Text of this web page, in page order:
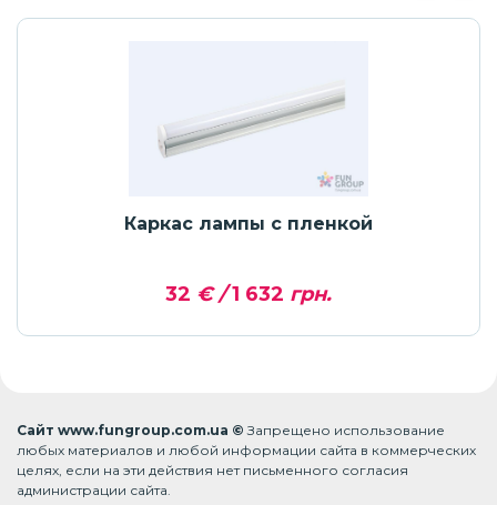
Каркас лампы с пленкой
32 € /1 632 грн.
Сайт www.fungroup.com.ua ©Запрещено использование
любых материалов и любой информации сайта в коммерческих
целях, если на эти действия нет письменного согласия
администрации сайта.